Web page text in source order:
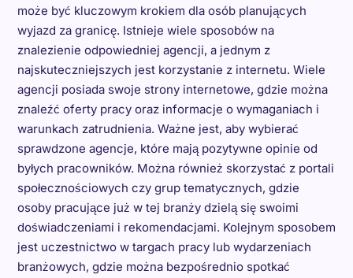
może być kluczowym krokiem dla osób planujących
wyjazd za granicę. Istnieje wiele sposobów na
znalezienie odpowiedniej agencji, a jednym z
najskuteczniejszych jest korzystanie z internetu. Wiele
agencji posiada swoje strony internetowe, gdzie można
znaleźć oferty pracy oraz informacje o wymaganiach i
warunkach zatrudnienia. Ważne jest, aby wybierać
sprawdzone agencje, które mają pozytywne opinie od
byłych pracowników. Można również skorzystać z portali
społecznościowych czy grup tematycznych, gdzie
osoby pracujące już w tej branży dzielą się swoimi
doświadczeniami i rekomendacjami. Kolejnym sposobem
jest uczestnictwo w targach pracy lub wydarzeniach
branżowych, gdzie można bezpośrednio spotkać